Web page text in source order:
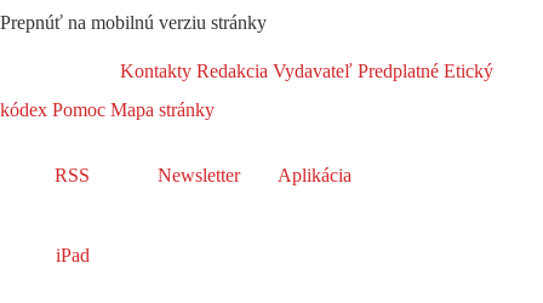
Prepnúť na mobilnú verziu stránky
Kontakty Redakcia Vydavateľ Predplatné Etický
kódex Pomoc Mapa stránky
RSS Newsletter Aplikácia
iPad